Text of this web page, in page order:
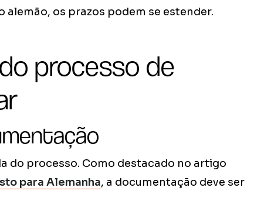
os prazos podem se estender.
processo de
do processo. Como destacado no artigo
para Alemanha, a documentação deve ser